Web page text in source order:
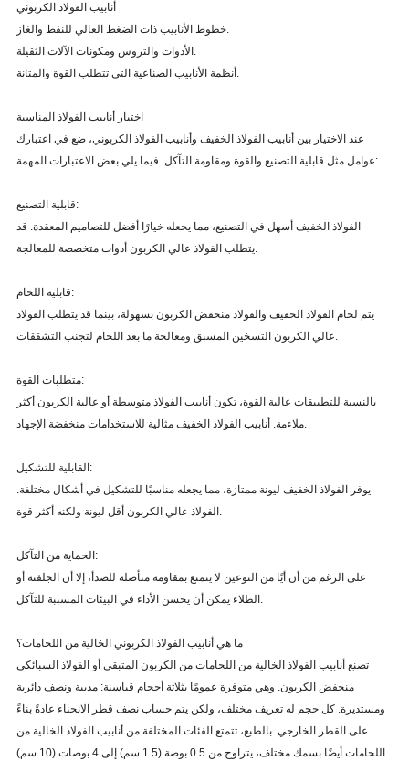
أنابيب الفولاذ الكربوني
خطوط الأنابيب ذات الضغط العالي للنفط والغاز.
الأدوات والتروس ومكونات الآلات الثقيلة.
أنظمة الأنابيب الصناعية التي تتطلب القوة والمتانة.
اختيار أنابيب الفولاذ المناسبة
عند الاختيار بين أنابيب الفولاذ الخفيف وأنابيب الفولاذ الكربوني، ضع في اعتبارك
عوامل مثل قابلية التصنيع والقوة ومقاومة التآكل. فيما يلي بعض الاعتبارات المهمة:
قابلية التصنيع:
الفولاذ الخفيف أسهل في التصنيع، مما يجعله خيارًا أفضل للتصاميم المعقدة. قد
يتطلب الفولاذ عالي الكربون أدوات متخصصة للمعالجة.
قابلية اللحام:
يتم لحام الفولاذ الخفيف والفولاذ منخفض الكربون بسهولة، بينما قد يتطلب الفولاذ
عالي الكربون التسخين المسبق ومعالجة ما بعد اللحام لتجنب التشققات.
متطلبات القوة:
بالنسبة للتطبيقات عالية القوة، تكون أنابيب الفولاذ متوسطة أو عالية الكربون أكثر
ملاءمة. أنابيب الفولاذ الخفيف مثالية للاستخدامات منخفضة الإجهاد.
القابلية للتشكيل:
يوفر الفولاذ الخفيف ليونة ممتازة، مما يجعله مناسبًا للتشكيل في أشكال مختلفة.
الفولاذ عالي الكربون أقل ليونة ولكنه أكثر قوة.
الحماية من التآكل:
على الرغم من أن أيًا من النوعين لا يتمتع بمقاومة متأصلة للصدأ، إلا أن الجلفنة أو
الطلاء يمكن أن يحسن الأداء في البيئات المسببة للتآكل.
ما هي أنابيب الفولاذ الكربوني الخالية من اللحامات؟
تصنع أنابيب الفولاذ الخالية من اللحامات من الكربون المتبقي أو الفولاذ السبائكي
منخفض الكربون. وهي متوفرة عمومًا بثلاثة أحجام قياسية: مدببة ونصف دائرية
ومستديرة. كل حجم له تعريف مختلف، ولكن يتم حساب نصف قطر الانحناء عادةً بناءً
على القطر الخارجي. بالطبع، تتمتع الفئات المختلفة من أنابيب الفولاذ الخالية من
اللحامات أيضًا بسمك مختلف، يتراوح من 0.5 بوصة (1.5 سم) إلى 4 بوصات (10 سم).